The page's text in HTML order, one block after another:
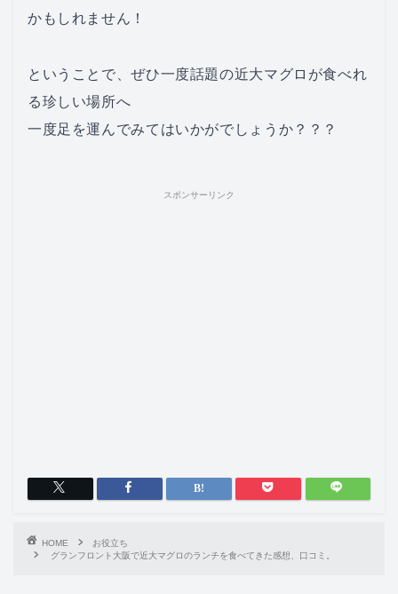
かもしれません！
ということで、ぜひ一度話題の近大マグロが食べれ
る珍しい場所へ
一度足を運んでみてはいかがでしょうか？？？
スポンサーリンク
HOME
お役立ち
グランフロント大阪で近大マグロのランチを食べてきた感想、口コミ。